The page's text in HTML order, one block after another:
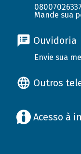
08007026337
Mande sua
Ouvidoria
Envie sua
Outros
Acesso à